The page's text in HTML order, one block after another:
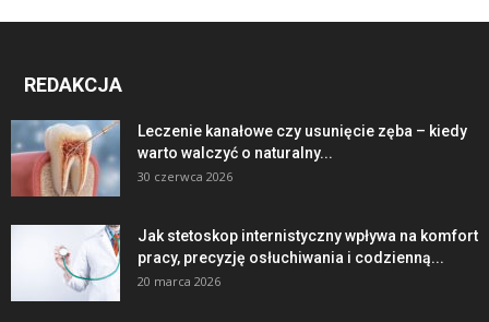
REDAKCJA
Leczenie kanałowe czy usunięcie zęba – kiedy
warto walczyć o naturalny...
30 czerwca 2026
Jak stetoskop internistyczny wpływa na komfort
pracy, precyzję osłuchiwania i codzienną...
20 marca 2026